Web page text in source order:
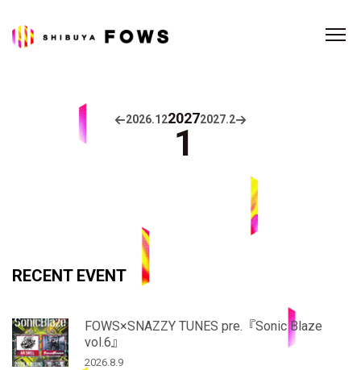
2026.122027
1
2027.2
RECENT EVENT
FOWS×SNAZZY TUNES pre.『Sonic Blaze
vol.6』
2026.8.9